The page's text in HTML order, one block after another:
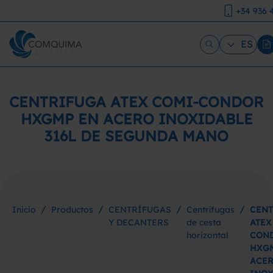
+34 936
ES
CENTRIFUGA ATEX COMI-CONDOR
HXGMP EN ACERO INOXIDABLE
316L DE SEGUNDA MANO
Inicio / Productos / CENTRÍFUGAS
Y DECANTERS
/ Centrífugas
de cesta
horizontal
/